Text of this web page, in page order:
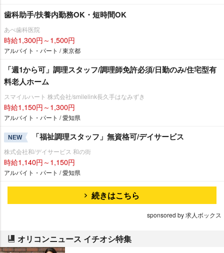
歯科助手/扶養内勤務OK・短時間OK
あべ歯科医院
時給1,300円～1,500円
アルバイト・パート / 東京都
「週1から可」調理スタッフ/調理師免許必須/日勤のみ/住宅型有
料老人ホーム
スマイルハート 株式会社/smilelink長久手はなみずき
時給1,150円～1,300円
アルバイト・パート / 愛知県
NEW 「福祉調理スタッフ」無資格可/デイサービス
株式会社和/デイサービス 和の街
時給1,140円～1,150円
アルバイト・パート / 愛知県
続きはこちら
sponsored by 求人ボックス
オリコンニュース イチオシ特集